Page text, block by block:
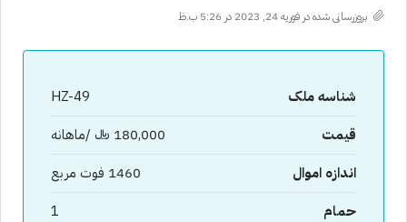
بروزرسانی شده در فوریه 24, 2023 در 5:26 ب.ظ
شناسه ملک
HZ-49
قیمت
180,000 ﷼ /ماهانه
اندازه اموال
1460 فوت مربع
حمام
1